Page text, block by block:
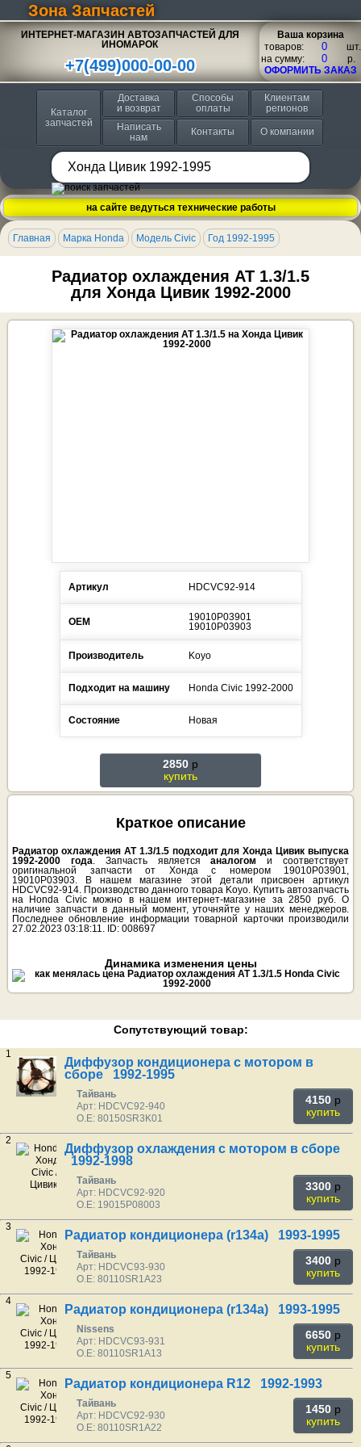
Зона Запчастей
ИНТЕРНЕТ-МАГАЗИН АВТОЗАПЧАСТЕЙ ДЛЯ
ИНОМАРОК
+7(499)000-00-00
Ваша корзина
товаров:
шт.
на сумму:
p.
ОФОРМИТЬ ЗАКАЗ
Каталог
запчастей
Доставка
и возврат
Способы
оплаты
Клиентам
регионов
Написать
нам
Контакты О компании
на сайте ведуться технические работы
Главная Марка Honda Модель Civic Год 1992-1995
Радиатор охлаждения АТ 1.3/1.5
для Хонда Цивик 1992-2000
Артикул HDCVC92-914
ОЕМ
19010P03901
19010P03903
Производитель Koyo
Подходит на машину Honda Civic 1992-2000
Состояние Новая
2850 p
купить
Краткое описание
Радиатор охлаждения АТ 1.3/1.5 подходит для Хонда Цивик выпуска
1992-2000 года. Запчасть являетсяаналогом и соответствует
оригинальной запчасти от Хонда с номером 19010P03901,
19010P03903. В нашем магазине этой детали присвоен артикул
HDCVC92-914. Производство данного товара Koyo. Купить автозапчасть
на Honda Civic можно в нашем интернет-магазине за 2850 руб. О
наличие запчасти в данный момент, уточняйте у наших менеджеров.
Последнее обновление информации товарной карточки производили
27.02.2023 03:18:11. ID: 008697
Динамика изменения цены
Сопутствующий товар:
1
Диффузор кондиционера с мотором в
сборе 1992-1995
Тайвань
Арт: HDCVC92-940
O.E: 80150SR3K01
4150 p
купить
2
Диффузор охлаждения с мотором в сборе
1992-1998
Тайвань
Арт: HDCVC92-920
O.E: 19015P08003
3300 p
купить
3
Радиатор кондиционера (r134a) 1993-1995
Тайвань
Арт: HDCVC93-930
O.E: 80110SR1A23
3400 p
купить
4
Радиатор кондиционера (r134a) 1993-1995
Nissens
Арт: HDCVC93-931
O.E: 80110SR1A13
6650 p
купить
5
Радиатор кондиционера R12 1992-1993
Тайвань
Арт: HDCVC92-930
O.E: 80110SR1A22
1450 p
купить